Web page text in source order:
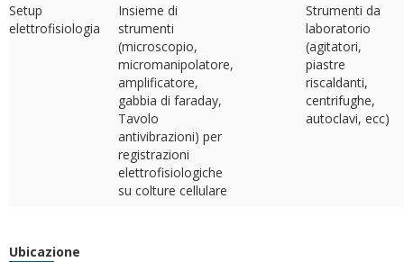
Setup
elettrofisiologia
Insieme di
strumenti
(microscopio,
micromanipolatore,
amplificatore,
gabbia di faraday,
Tavolo
antivibrazioni) per
registrazioni
elettrofisiologiche
su colture cellulare
Strumenti da
laboratorio
(agitatori,
piastre
riscaldanti,
centrifughe,
autoclavi, ecc)
Ubicazione